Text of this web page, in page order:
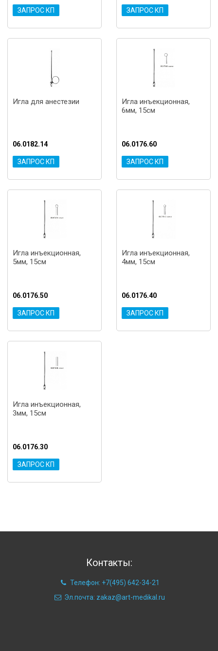
ЗАПРОС КП ЗАПРОС КП
Игла для анестезии
06.0182.14
ЗАПРОС КП
Игла инъекционная,
6мм, 15см
06.0176.60
ЗАПРОС КП
Игла инъекционная,
5мм, 15см
06.0176.50
ЗАПРОС КП
Игла инъекционная,
4мм, 15см
06.0176.40
ЗАПРОС КП
Игла инъекционная,
3мм, 15см
06.0176.30
ЗАПРОС КП
Контакты:
Телефон: +7(495) 642-34-21
Эл.почта: zakaz@art-medikal.ru